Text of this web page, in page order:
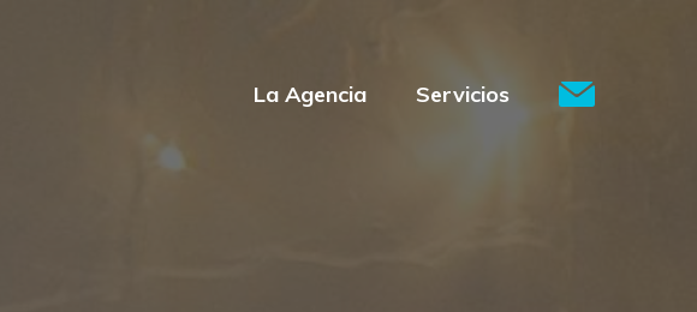
La Agencia Servicios